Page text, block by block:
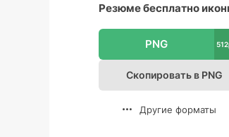
Резюме бесплатно
PNG
Скопировать в PNG
Другие форматы